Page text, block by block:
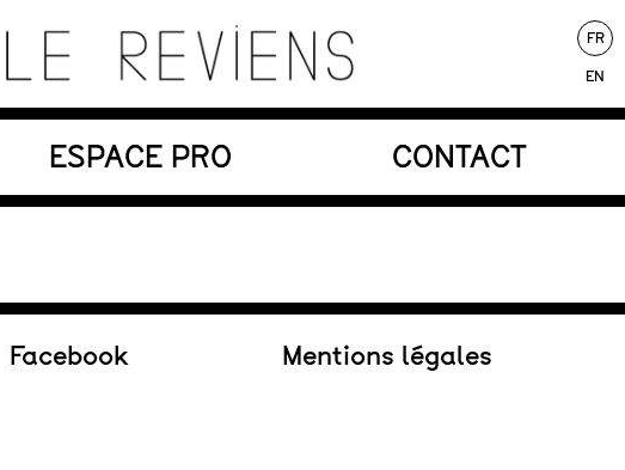
sonores au service d’une écriture poétique.
ESPACE PRO CONTACT
FR
EN
Facebook Mentions légales